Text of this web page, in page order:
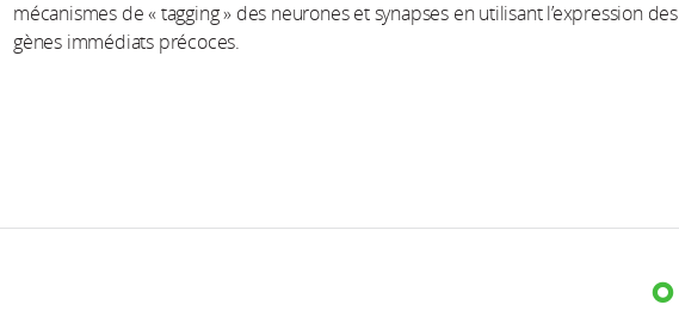
mécanismes de « tagging » des neurones et synapses en utilisant l’expression des
gènes immédiats précoces.